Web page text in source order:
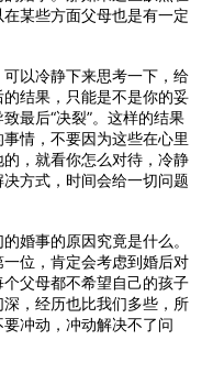
某些方面父母也是有一定
以冷静下来思考一下，给
结果，只能是不是你的妥
最后“决裂”。这样的结果
情，不要因为这些在心里
，就看你怎么对待，冷静
方式，时间会给一切问题
事的原因究竟是什么。
位，肯定会考虑到婚后对
父母都不希望自己的孩子
，经历也比我们多些，所
冲动，冲动解决不了问